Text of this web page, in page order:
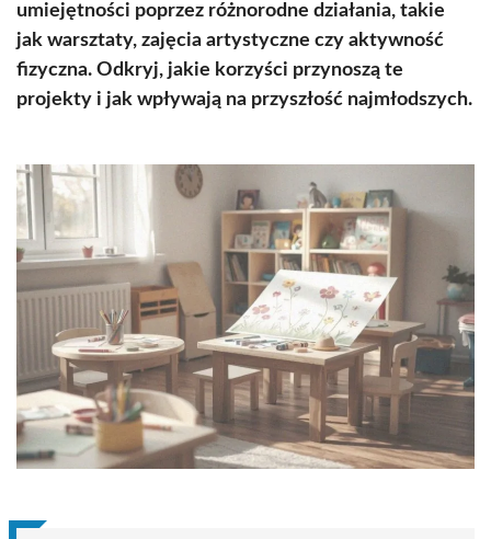
umiejętności poprzez różnorodne działania, takie
jak warsztaty, zajęcia artystyczne czy aktywność
fizyczna. Odkryj, jakie korzyści przynoszą te
projekty i jak wpływają na przyszłość najmłodszych.